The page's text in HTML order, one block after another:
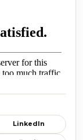
LinkedIn